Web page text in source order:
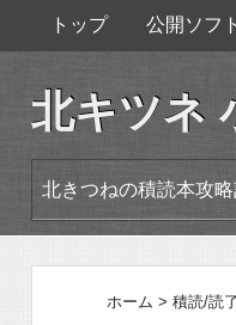
トップ 公開ソフ
北キツネ
北きつねの積読本攻
ホーム > 積読/読